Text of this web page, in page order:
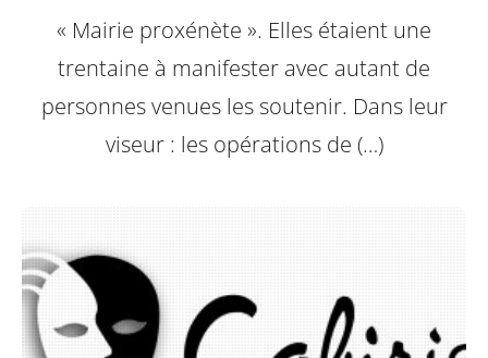
« Mairie proxénète ». Elles étaient une
trentaine à manifester avec autant de
personnes venues les soutenir. Dans leur
viseur : les opérations de (…)